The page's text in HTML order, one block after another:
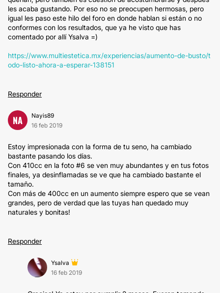
les acaba gustando. Por eso no se preocupen hermosas, pero
igual les paso este hilo del foro en donde hablan si están o no
conformes con los resultados, que ya he visto que has
comentado por allí Ysalva =)
https://www.multiestetica.mx/experiencias/aumento-de-busto/t
odo-listo-ahora-a-esperar-138151
Responder
NA
Nayis89
16 feb 2019
Estoy impresionada con la forma de tu seno, ha cambiado
bastante pasando los días.
Con 410cc en la foto #6 se ven muy abundantes y en tus fotos
finales, ya desinflamadas se ve que ha cambiado bastante el
tamaño.
Con más de 400cc en un aumento siempre espero que se vean
grandes, pero de verdad que las tuyas han quedado muy
naturales y bonitas!
Responder
Ysalva
16 feb 2019